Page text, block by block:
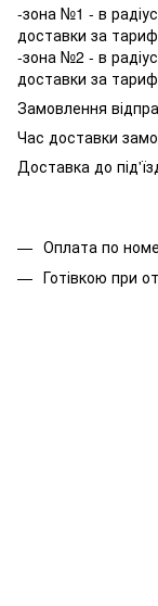
-зона №1 - в
доставки за
-зона №2 - в
доставки за
Замовлення
Час доставки
Доставка до
Оплата по
Готівкою при